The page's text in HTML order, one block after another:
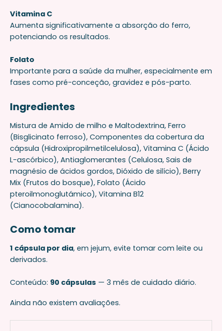
Vitamina C
Aumenta significativamente a absorção do ferro,
potenciando os resultados.
Folato
Importante para a saúde da mulher, especialmente em
fases como pré-conceção, gravidez e pós-parto.
Ingredientes
Mistura de Amido de milho e Maltodextrina, Ferro
(Bisglicinato ferroso), Componentes da cobertura da
cápsula (Hidroxipropilmetilcelulosa), Vitamina C (Ácido
L-ascórbico), Antiaglomerantes (Celulosa, Sais de
magnésio de ácidos gordos, Dióxido de silício), Berry
Mix (Frutos do bosque), Folato (Ácido
pteroilmonoglutámico), Vitamina B12
(Cianocobalamina).
Como tomar
1 cápsula por dia, em jejum, evite tomar com leite ou
derivados.
Conteúdo: 90 cápsulas — 3 mês de cuidado diário.
Ainda não existem avaliações.